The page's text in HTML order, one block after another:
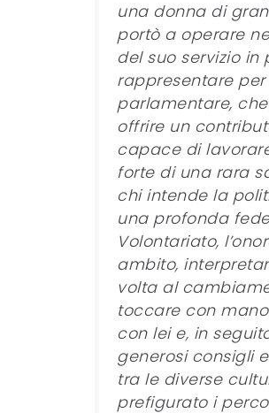
una donna di
portò a operare
del suo servizio
rappresentare
parlamentare,
offrire un
capace di
forte di una rara
chi intende la
una profonda
Volontariato,
ambito,
volta al
toccare con
con lei e, in
generosi consigli
tra le diverse
prefigurato i